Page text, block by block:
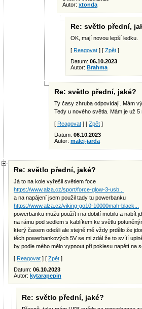
Autor: xtonda
Re: světlo přední,
OK, mají novou lepší ledku.
[ Reagovat ] [ Zpět ]
Datum: 06.10.2023
Autor: Brahma
Re: světlo přední, jaké?
Ty časy zhruba odpovídají. Mám
Tedy u nového světla. Mám je už
[ Reagovat ] [ Zpět ]
Datum: 06.10.2023
Autor: malej-jarda
Re: světlo přední, jaké?
Já to na kole vyřešil světlem foce
https://www.alza.cz/sport/force-glow-3-usb...
a na napájení jsem použil tady tu powerbanku
https://www.alza.cz/viking-go10-10000mah-black...
powerbanku mužu použít i na dobití mobilu a nabít
na rámu pod sedlem s kablíkem ke světlu
který časem odešli ale stejně mě vždy prdělo že
těch powerbankových 5V se mi zdál že to svítí
by podle mého mělo vypnout při poklesu napětí na
[ Reagovat ] [ Zpět ]
Datum: 06.10.2023
Autor: kytarapepin
Re: světlo přední, jaké?